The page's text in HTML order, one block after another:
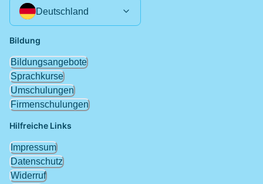
Deutschland
Hilfreiche Links
Impressum
Datenschutz
Widerruf
Bildung
Bildungsangebote
Sprachkurse
Umschulungen
Firmenschulungen